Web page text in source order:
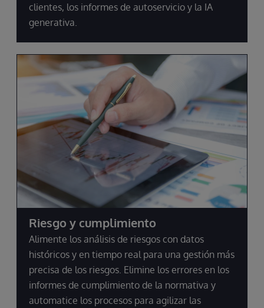
clientes, los informes de autoservicio y la IA
generativa.
Riesgo y cumplimiento
Alimente los análisis de riesgos con datos
históricos y en tiempo real para una gestión más
precisa de los riesgos. Elimine los errores en los
informes de cumplimiento de la normativa y
automatice los procesos para agilizar las